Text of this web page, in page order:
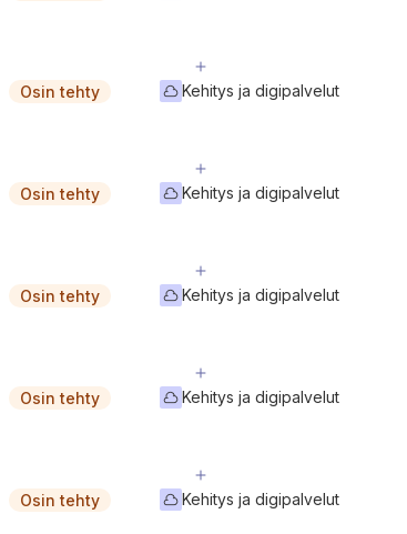
Osin tehty Kehitys ja digipalvelut
Osin tehty Kehitys ja digipalvelut
Osin tehty Kehitys ja digipalvelut
Osin tehty Kehitys ja digipalvelut
Osin tehty Kehitys ja digipalvelut